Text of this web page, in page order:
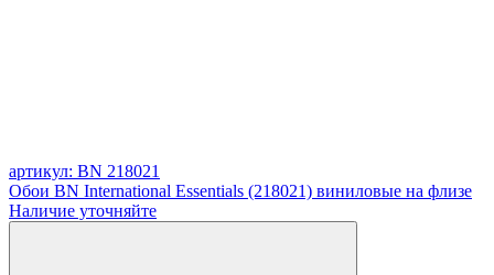
артикул: BN 218021
Обои BN International Essentials (218021) виниловые на флизе
Наличие уточняйте